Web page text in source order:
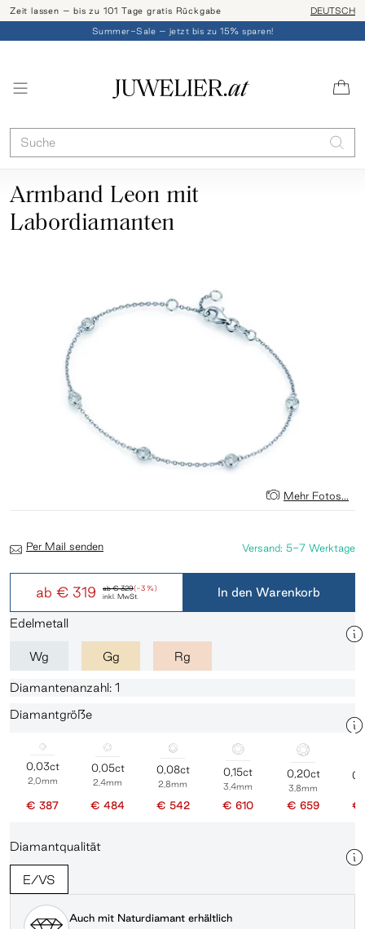
Zeit lassen – bis zu 101 Tage gratis Rückgabe Ringgröße
DEUTSCH
Summer-Sale – jetzt bis zu 15% sparen!
Armband Leon mit
Labordiamanten
Mehr Fotos...
ab€ 329(-3 %)
ab € 319 inkl. MwSt.
Versand: 5-7 Werktage
Per Mail senden
In den Warenkorb
Edelmetall
Wg Gg Rg
Diamantenanzahl: 1
Diamantgröße
0,03ct
2,0mm
€ 387
0,05ct
2,4mm
€ 484
0,08ct
2,8mm
€ 542
0,15ct
3,4mm
€ 610
0,20ct
3,8mm
€ 659 €
Diamantqualität
E/VS
Auch mit Naturdiamant erhältlich